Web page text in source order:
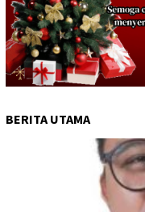
BERITA UTAMA